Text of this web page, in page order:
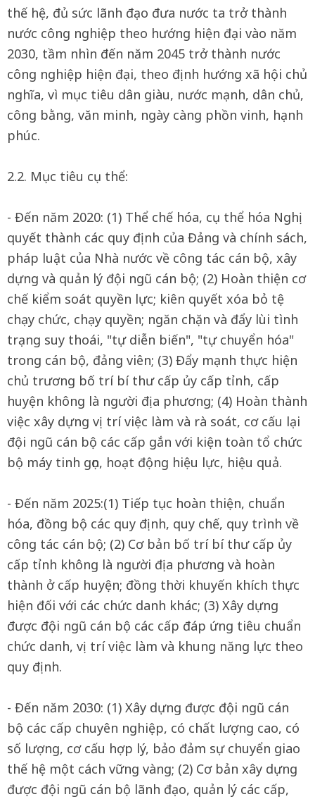
thế hệ, đủ sức lãnh đạo đưa nước ta trở thành
nước công nghiệp theo hướng hiện đại vào năm
2030, tầm nhìn đến năm 2045 trở thành nước
công nghiệp hiện đại, theo định hướng xã hội chủ
nghĩa, vì mục tiêu dân giàu, nước mạnh, dân chủ,
công bằng, văn minh, ngày càng phồn vinh, hạnh
phúc.
2.2. Mục tiêu cụ thể:
- Đến năm 2020: (1) Thể chế hóa, cụ thể hóa Nghị
quyết thành các quy định của Đảng và chính sách,
pháp luật của Nhà nước về công tác cán bộ, xây
dựng và quản lý đội ngũ cán bộ; (2) Hoàn thiện cơ
chế kiểm soát quyền lực; kiên quyết xóa bỏ tệ
chạy chức, chạy quyền; ngăn chặn và đẩy lùi tình
trạng suy thoái, "tự diễn biến", "tự chuyển hóa"
trong cán bộ, đảng viên; (3) Đẩy mạnh thực hiện
chủ trương bố trí bí thư cấp ủy cấp tỉnh, cấp
huyện không là người địa phương; (4) Hoàn thành
việc xây dựng vị trí việc làm và rà soát, cơ cấu lại
đội ngũ cán bộ các cấp gắn với kiện toàn tổ chức
bộ máy tinh gọn, hoạt động hiệu lực, hiệu quả.
- Đến năm 2025:(1) Tiếp tục hoàn thiện, chuẩn
hóa, đồng bộ các quy định, quy chế, quy trình về
công tác cán bộ; (2) Cơ bản bố trí bí thư cấp ủy
cấp tỉnh không là người địa phương và hoàn
thành ở cấp huyện; đồng thời khuyến khích thực
hiện đối với các chức danh khác; (3) Xây dựng
được đội ngũ cán bộ các cấp đáp ứng tiêu chuẩn
chức danh, vị trí việc làm và khung năng lực theo
quy định.
- Đến năm 2030: (1) Xây dựng được đội ngũ cán
bộ các cấp chuyên nghiệp, có chất lượng cao, có
số lượng, cơ cấu hợp lý, bảo đảm sự chuyển giao
thế hệ một cách vững vàng; (2) Cơ bản xây dựng
được đội ngũ cán bộ lãnh đạo, quản lý các cấp,